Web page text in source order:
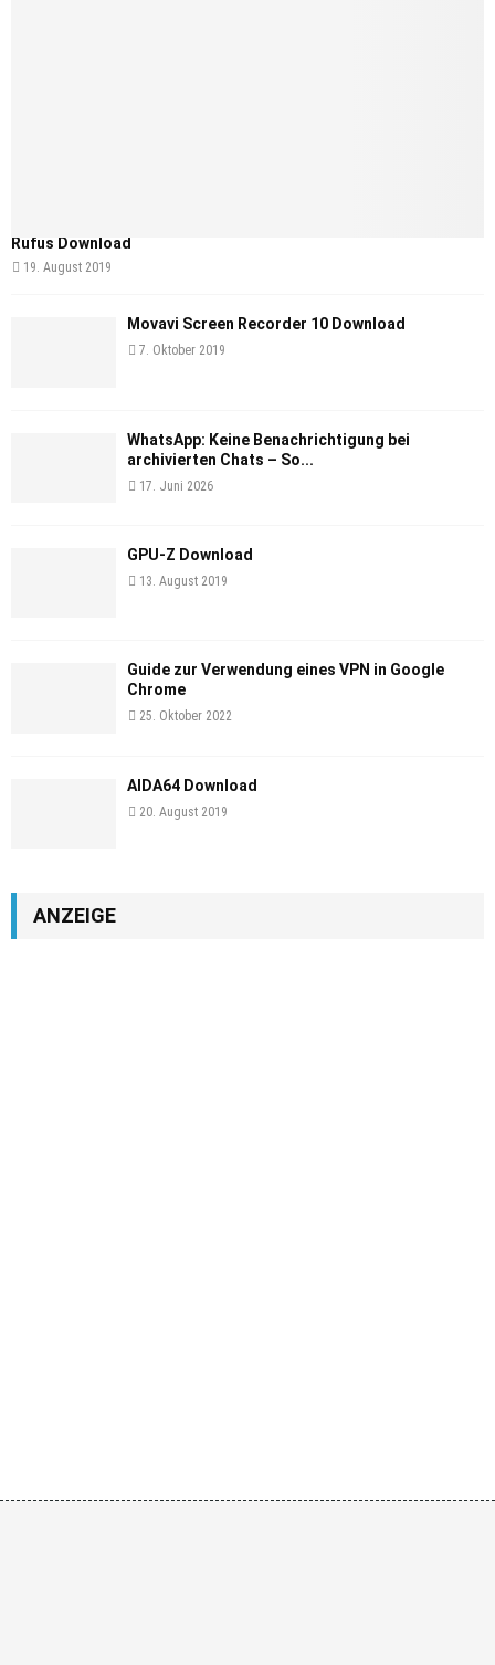
Rufus Download
19. August 2019
Movavi Screen Recorder 10 Download
7. Oktober 2019
WhatsApp: Keine Benachrichtigung bei
archivierten Chats – So...
17. Juni 2026
GPU-Z Download
13. August 2019
Guide zur Verwendung eines VPN in Google
Chrome
25. Oktober 2022
AIDA64 Download
20. August 2019
ANZEIGE